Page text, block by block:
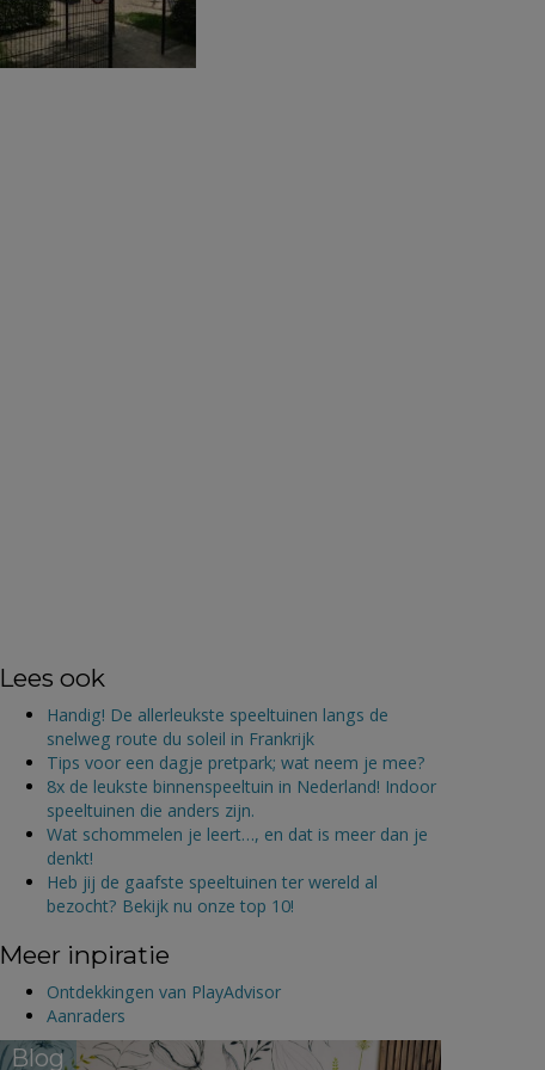
Lees ook
Handig! De allerleukste speeltuinen langs de
snelweg route du soleil in Frankrijk
Tips voor een dagje pretpark; wat neem je mee?
8x de leukste binnenspeeltuin in Nederland! Indoor
speeltuinen die anders zijn.
Wat schommelen je leert…, en dat is meer dan je
denkt!
Heb jij de gaafste speeltuinen ter wereld al
bezocht? Bekijk nu onze top 10!
Meer inpiratie
Ontdekkingen van PlayAdvisor
Aanraders
Blog